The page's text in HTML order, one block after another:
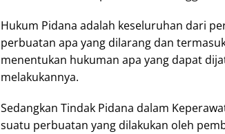
Hukum Pidana adalah keseluruhan dari
perbuatan apa yang dilarang dan
menentukan hukuman apa yang dapat
melakukannya.
Sedangkan Tindak Pidana dalam
suatu perbuatan yang dilakukan oleh